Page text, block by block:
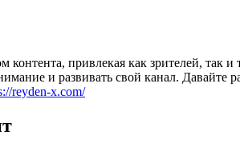
привлекая как зрителей,
и развивать свой канал.
reyden-x.com/